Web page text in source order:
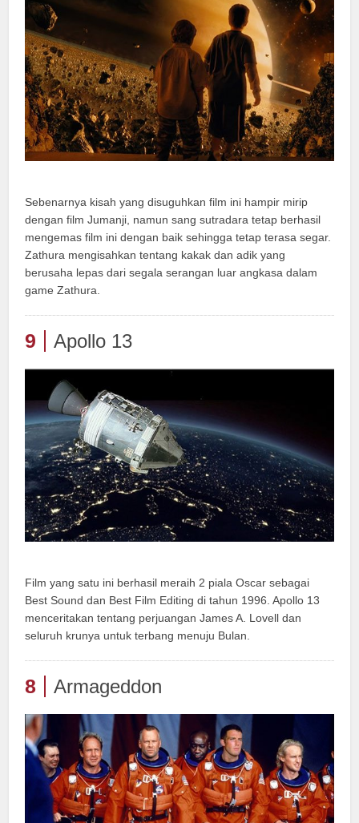
Sebenarnya kisah yang disuguhkan film ini hampir mirip
dengan film Jumanji, namun sang sutradara tetap berhasil
mengemas film ini dengan baik sehingga tetap terasa segar.
Zathura mengisahkan tentang kakak dan adik yang
berusaha lepas dari segala serangan luar angkasa dalam
game Zathura.
9 Apollo 13
Film yang satu ini berhasil meraih 2 piala Oscar sebagai
Best Sound dan Best Film Editing di tahun 1996. Apollo 13
menceritakan tentang perjuangan James A. Lovell dan
seluruh krunya untuk terbang menuju Bulan.
8 Armageddon